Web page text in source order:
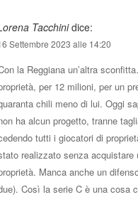
Tacchini dice:
Settembre 2023 alle 14:20
la Reggiana un’altra
per 12 milioni, per un
chili meno di lui. Oggi
ha alcun progetto, tranne
tutti i giocatori di
realizzato senza acquistare
Manca anche un
Così la serie C è una cosa